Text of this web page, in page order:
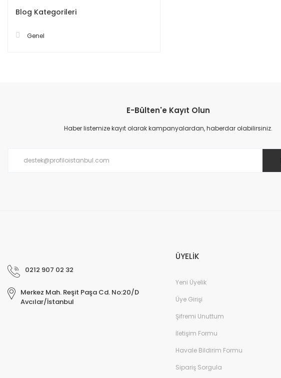
Blog Kategorileri
Genel
E-Bülten'e Kayıt Olun
Haber listemize kayıt olarak kampanyalardan, haberdar olabilirsiniz.
0212 907 02 32
Merkez Mah. Reşit Paşa Cd. No:20/D
Avcılar/İstanbul
ÜYELİK
Yeni Üyelik
Üye Girişi
Şifremi Unuttum
İletişim Formu
Havale Bildirim Formu
Sipariş Sorgula